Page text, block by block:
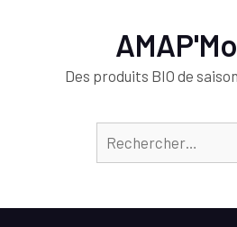
Des produits BIO de